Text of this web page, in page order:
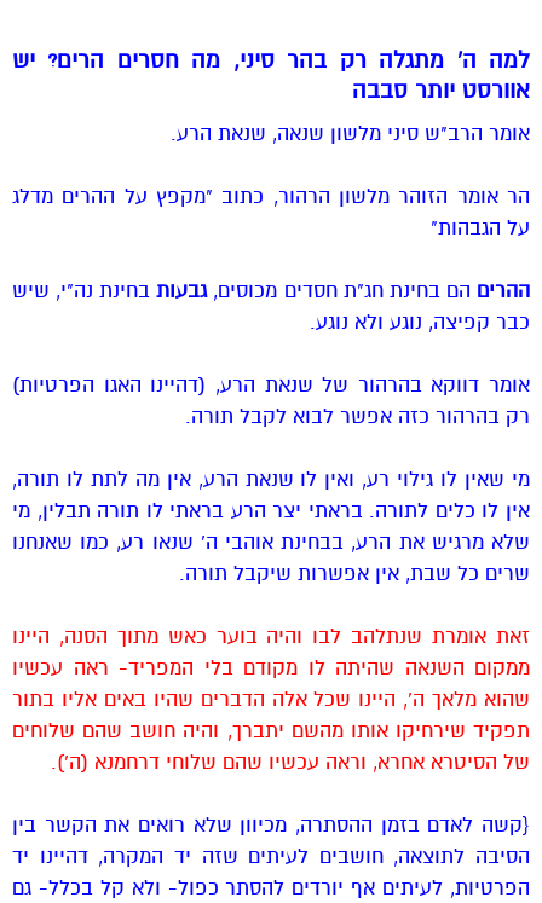
למה ה' מתגלה רק בהר סיני, מה חסרים הרים? יש
אוורסט יותר סבבה
אומר הרב"ש סיני מלשון שנאה, שנאת הרע.
הר אומר הזוהר מלשון הרהור, כתוב "מקפץ על ההרים מדלג
על הגבהות"
ההרים הם בחינת חג"ת חסדים מכוסים,גבעות בחינת נה"י, שיש
כבר קפיצה, נוגע ולא נוגע.
אומר דווקא בהרהור של שנאת הרע, (דהיינו האגו הפרטיות)
רק בהרהור כזה אפשר לבוא לקבל תורה.
מי שאין לו גילוי רע, ואין לו שנאת הרע, אין מה לתת לו תורה,
אין לו כלים לתורה. בראתי יצר הרע בראתי לו תורה תבלין, מי
שלא מרגיש את הרע, בבחינת אוהבי ה' שנאו רע, כמו שאנחנו
שרים כל שבת, אין אפשרות שיקבל תורה.
זאת אומרת שנתלהב לבו והיה בוער כאש מתוך הסנה, היינו
ממקום השנאה שהיתה לו מקודם בלי המפריד- ראה עכשיו
שהוא מלאך ה', היינו שכל אלה הדברים שהיו באים אליו בתור
תפקיד שירחיקו אותו מהשם יתברך, והיה חושב שהם שלוחים
של הסיטרא אחרא, וראה עכשיו שהם שלוחי דרחמנא (ה').
{קשה לאדם בזמן ההסתרה, מכיוון שלא רואים את הקשר בין
הסיבה לתוצאה, חושבים לעיתים שזה יד המקרה, דהיינו יד
הפרטיות, לעיתים אף יורדים להסתר כפול- ולא קל בכלל- גם